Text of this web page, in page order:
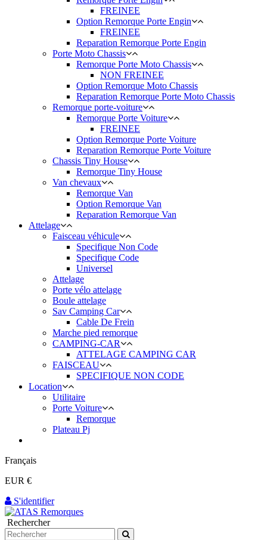
FREINEE
Option Remorque Porte Engin
FREINEE
Reparation Remorque Porte Engin
Porte Moto Chassis
Remorque Porte Moto Chassis
NON FREINEE
Option Remorque Moto Chassis
Reparation Remorque Porte Moto Chassis
Remorque porte-voiture
Remorque Porte Voiture
FREINEE
Option Remorque Porte Voiture
Reparation Remorque Porte Voiture
Chassis Tiny House
Remorque Tiny House
Van chevaux
Remorque Van
Option Remorque Van
Reparation Remorque Van
Attelage
Faisceau véhicule
Specifique Non Code
Specifique Code
Universel
Attelage
Porte vélo attelage
Boule attelage
Sav Camping Car
Cable De Frein
Marche pied remorque
CAMPING-CAR
ATTELAGE CAMPING CAR
FAISCEAU
SPECIFIQUE NON CODE
Location
Utilitaire
Porte Voiture
Remorque
Plateau Pj
Français
EUR €
S'identifier
Rechercher